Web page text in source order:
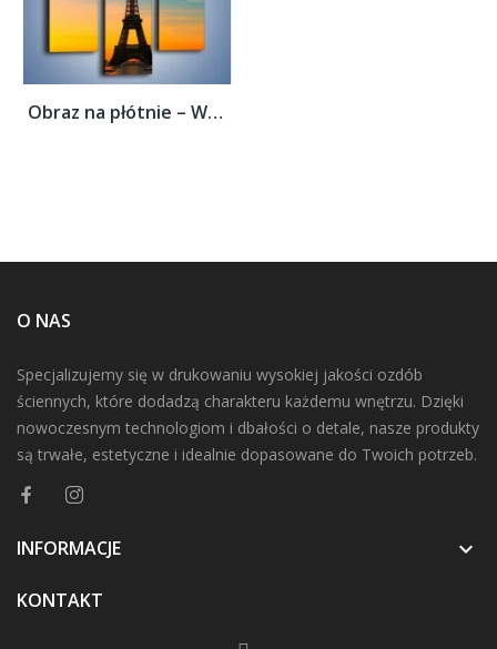
Obraz na płótnie – Wieża Eiffla o...
O NAS
Specjalizujemy się w drukowaniu wysokiej jakości ozdób
ściennych, które dodadzą charakteru każdemu wnętrzu. Dzięki
nowoczesnym technologiom i dbałości o detale, nasze produkty
są trwałe, estetyczne i idealnie dopasowane do Twoich potrzeb.
INFORMACJE 
KONTAKT